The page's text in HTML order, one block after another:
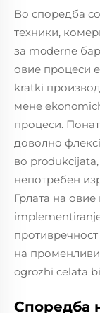
Во споредба
техники,
за moderne
овие процеси
kratki
мене
процеси.
доволно
во
непотребен
Грлата на
на
ogrozhi celata
Споредба